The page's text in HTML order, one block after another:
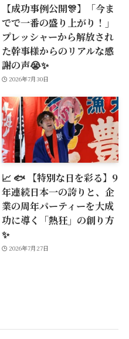
【成功事例公開🎊】「今ま
でで一番の盛り上がり！」
プレッシャーから解放され
た幹事様からのリアルな感
謝の声😭✨
2026年7月30日
📈 🐟 【特別な日を彩る】9
年連続日本一の誇りと、企
業の周年パーティーを大成
功に導く「熱狂」の創り方
✨
2026年7月27日